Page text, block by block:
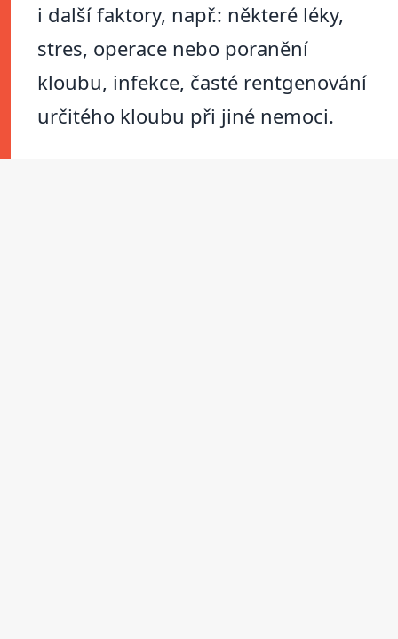
i další faktory, např.: některé léky,
stres, operace nebo poranění
kloubu, infekce, časté rentgenování
určitého kloubu při jiné nemoci.